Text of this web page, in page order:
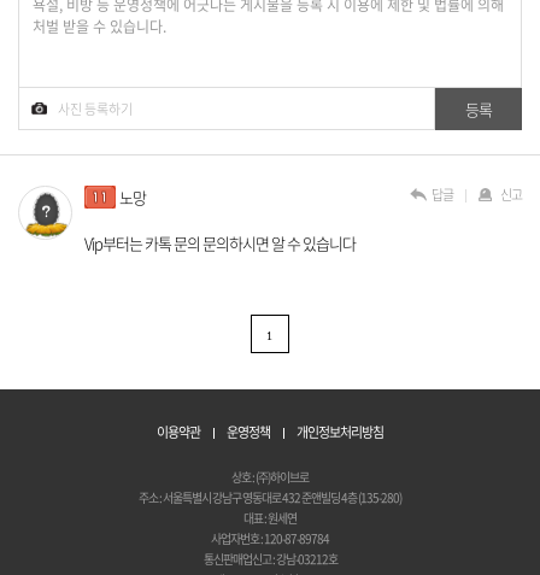
노망
Vip부터는 카톡 문의 문의하시면 알 수 있습니다
답글 신고
1
이용약관 운영정책 개인정보처리방침
상호 : (주)하이브로
주소 : 서울특별시 강남구 영동대로 432 준앤빌딩 4층 (135-280)
대표 : 원세연
사업자번호 : 120-87-89784
통신판매업신고 : 강남-03212호